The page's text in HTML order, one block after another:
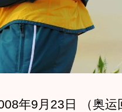
年9月23日 （奥运